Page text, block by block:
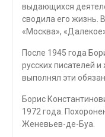
выдающихся
сводила его жизнь.
«Москва»,
После 1945 года
русских писателей
выполнял эти
Борис
1972 года.
Женевьев-де-Буа.